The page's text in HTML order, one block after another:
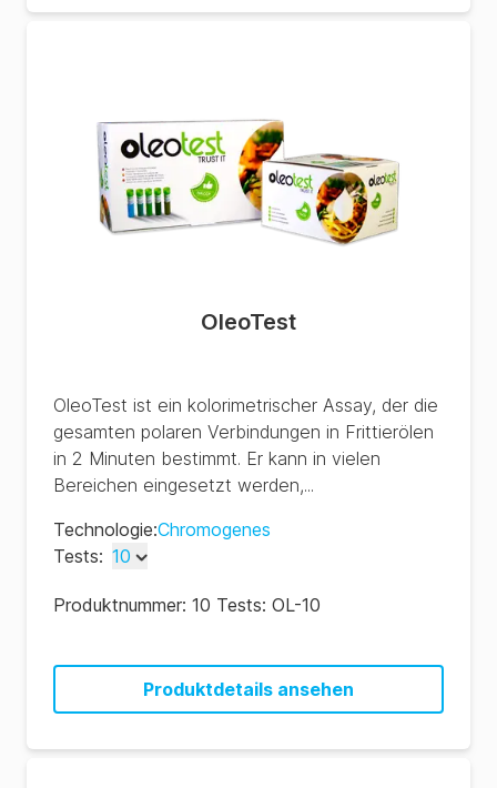
OleoTest
OleoTest ist ein kolorimetrischer Assay, der die
gesamten polaren Verbindungen in Frittierölen
in 2 Minuten bestimmt. Er kann in vielen
Bereichen eingesetzt werden,...
Technologie:Chromogenes
Tests: 10
50
Produktnummer: 10 Tests: OL-10
Produktdetails ansehen